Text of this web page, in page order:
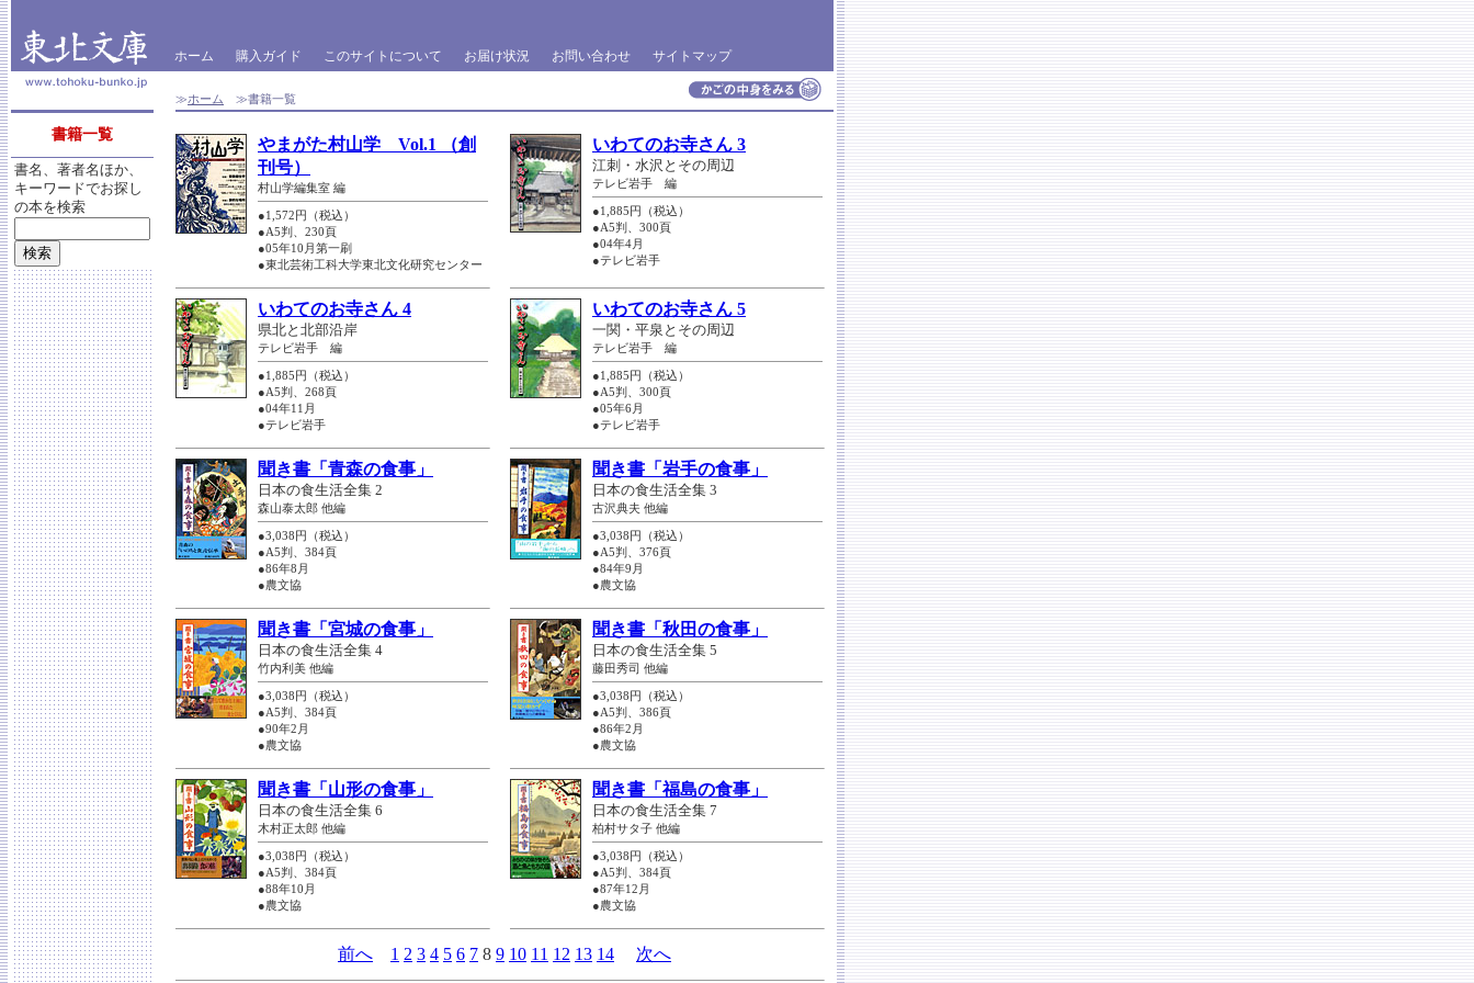
ホーム 購入ガイド このサイトについて お届け状況 お問い合わせ サイトマップ
≫ホーム ≫書籍一覧
書籍一覧
書名、著者名ほか、
キーワードでお探し
の本を検索
やまがた村山学 Vol.1 （創
刊号）
村山学編集室 編
●1,572円（税込）
●A5判、230頁
●05年10月第一刷
●東北芸術工科大学東北文化研究センター
いわてのお寺さん 3
江刺・水沢とその周辺
テレビ岩手 編
●1,885円（税込）
●A5判、300頁
●04年4月
●テレビ岩手
いわてのお寺さん 4
県北と北部沿岸
テレビ岩手 編
●1,885円（税込）
●A5判、268頁
●04年11月
●テレビ岩手
いわてのお寺さん 5
一関・平泉とその周辺
テレビ岩手 編
●1,885円（税込）
●A5判、300頁
●05年6月
●テレビ岩手
聞き書「青森の食事」
日本の食生活全集 2
森山泰太郎 他編
●3,038円（税込）
●A5判、384頁
●86年8月
●農文協
聞き書「岩手の食事」
日本の食生活全集 3
古沢典夫 他編
●3,038円（税込）
●A5判、376頁
●84年9月
●農文協
聞き書「宮城の食事」
日本の食生活全集 4
竹内利美 他編
●3,038円（税込）
●A5判、384頁
●90年2月
●農文協
聞き書「秋田の食事」
日本の食生活全集 5
藤田秀司 他編
●3,038円（税込）
●A5判、386頁
●86年2月
●農文協
聞き書「山形の食事」
日本の食生活全集 6
木村正太郎 他編
●3,038円（税込）
●A5判、384頁
●88年10月
●農文協
聞き書「福島の食事」
日本の食生活全集 7
柏村サタ子 他編
●3,038円（税込）
●A5判、384頁
●87年12月
●農文協
前へ 1 2 3 4 5 6 7 8 9 10 11 12 13 14 次へ